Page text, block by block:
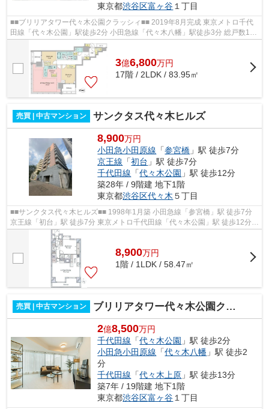
東京都渋谷区富ヶ谷 １丁目
■■ブリリアタワー代々木公園クラッシィ■■ 2019年8月完成 東京メトロ千代
田線「代々木公園」駅徒歩2分 小田急線「代々木八幡」駅徒歩3分 総戸数195
戸 免震タワーレジデンス ペット飼...
3億6,800万円
17階 / 2LDK / 83.95㎡
売買 | 中古マンション サンクタス代々木ヒルズ
8,900万円
小田急小田原線 「参宮橋 」駅 徒歩7分
京王線 「初台 」駅 徒歩7分
千代田線 「代々木公園 」駅 徒歩12分
築28年 / 9階建 地下1階
東京都渋谷区代々木 ５丁目
■■サンクタス代々木ヒルズ■■ 1998年1月築 小田急線「参宮橋」駅 徒歩7分
京王線「初台」駅 徒歩7分 東京メトロ千代田線「代々木公園」駅 徒歩12分
鉄筋コンクリート造地下1階付9階...
8,900万円
1階 / 1LDK / 58.47㎡
売買 | 中古マンション ブリリアタワー代々木公園クラッシィ BrilliaTower代々木公園CLASSY
2億8,500万円
千代田線 「代々木公園 」駅 徒歩2分
小田急小田原線 「代々木八幡 」駅 徒歩2
分
千代田線 「代々木上原 」駅 徒歩13分
築7年 / 19階建 地下1階
東京都渋谷区富ヶ谷 １丁目